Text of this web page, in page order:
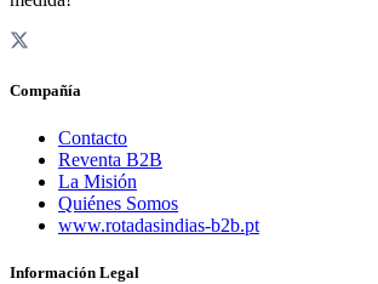
Compañía
Contacto
Reventa B2B
La Misión
Quiénes Somos
www.rotadasindias-b2b.pt
Información Legal